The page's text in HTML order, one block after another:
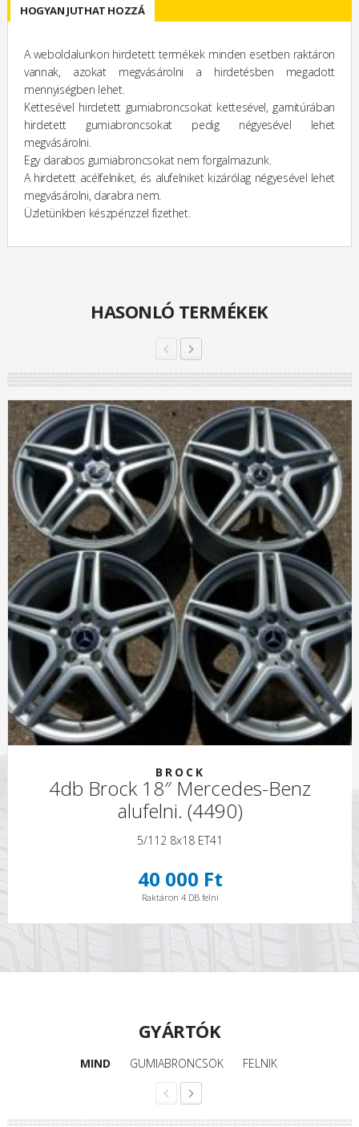
HOGYAN JUTHAT HOZZÁ
A weboldalunkon hirdetett termékek minden esetben raktáron
vannak, azokat megvásárolni a hirdetésben megadott
mennyiségben lehet.
Kettesével hirdetett gumiabroncsokat kettesével, garnitúrában
hirdetett gumiabroncsokat pedig négyesével lehet
megvásárolni.
Egy darabos gumiabroncsokat nem forgalmazunk.
A hirdetett acélfelniket, és alufelniket kizárólag négyesével lehet
megvásárolni, darabra nem.
Üzletünkben készpénzzel fizethet.
HASONLÓ TERMÉKEK
BROCK
4db Brock 18″ Mercedes-Benz
alufelni. (4490)
5/112 8x18 ET41
40 000 Ft
Raktáron 4 DB felni
GYÁRTÓK
MIND GUMIABRONCSOK FELNIK